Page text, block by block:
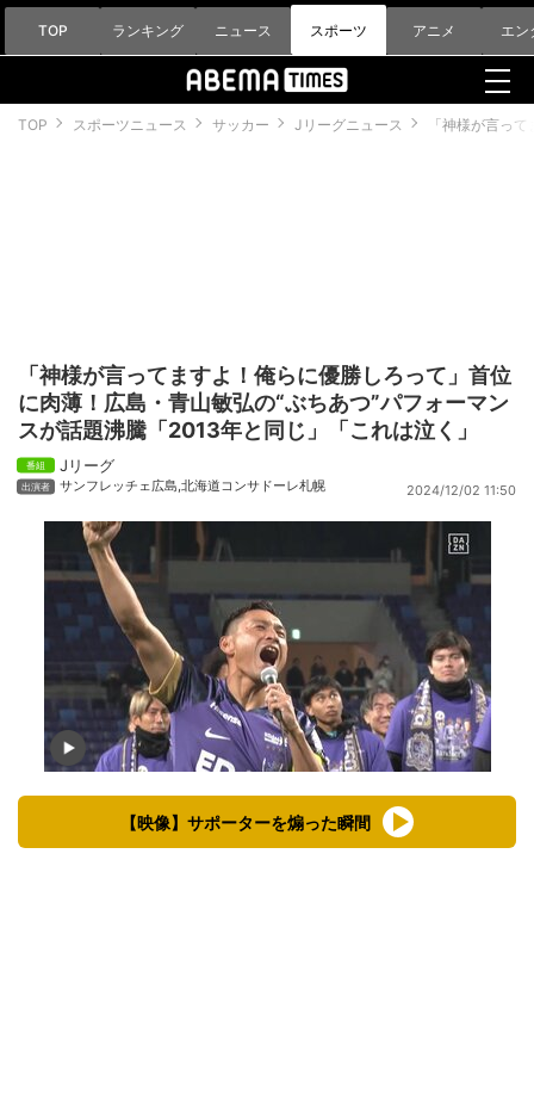
TOP ランキング ニュース スポーツ アニメ エン
TOP スポーツニュース サッカー Jリーグニュース 「神様が言っ
「神様が言ってますよ！俺らに優勝しろって」首位
に肉薄！広島・青山敏弘の“ぶちあつ”パフォーマン
スが話題沸騰「2013年と同じ」「これは泣く」
Jリーグ
サンフレッチェ広島,北海道コンサドーレ札幌 2024/12/02 11:50
【映像】サポーターを煽った瞬間